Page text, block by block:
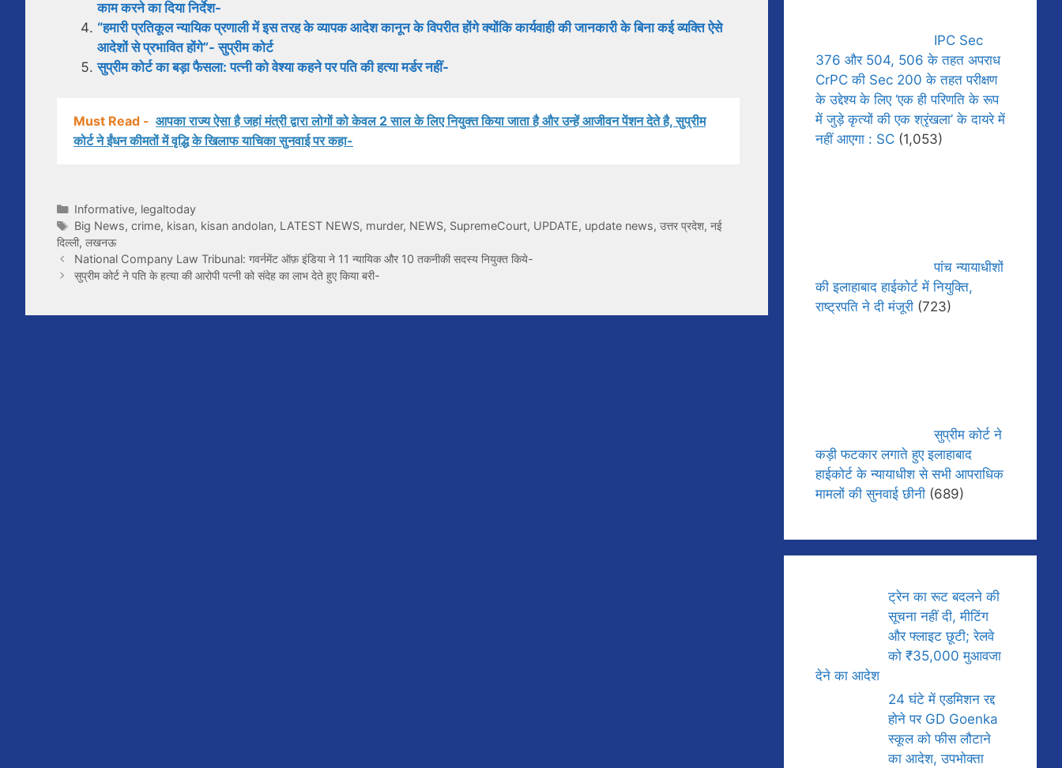
काम करने का दिया निर्देश-
“हमारी प्रतिकूल न्यायिक प्रणाली में इस तरह के व्यापक आदेश कानून के विपरीत होंगे क्योंकि कार्यवाही की जानकारी के बिना कई व्यक्ति ऐसे
आदेशों से प्रभावित होंगे”- सुप्रीम कोर्ट
सुप्रीम कोर्ट का बड़ा फैसला: पत्नी को वेश्या कहने पर पति की हत्या मर्डर नहीं-
Must Read - आपका राज्य ऐसा है जहां मंत्री द्वारा लोगों को केवल 2 साल के लिए नियुक्त किया जाता है और उन्हें आजीवन पेंशन देते है, सुप्रीम
कोर्ट ने ईंधन कीमतों में वृद्धि के खिलाफ याचिका सुनवाई पर कहा-
Categories
Informative, legaltoday
Tags
Big News, crime, kisan, kisan andolan, LATEST NEWS, murder, NEWS, SupremeCourt, UPDATE, update news, उत्तर प्रदेश, नई
दिल्ली, लखनऊ
National Company Law Tribunal: गवर्नमेंट ऑफ़ इंडिया ने 11 न्यायिक और 10 तकनीकी सदस्य नियुक्त किये-
सुप्रीम कोर्ट ने पति के हत्या की आरोपी पत्नी को संदेह का लाभ देते हुए किया बरी-
IPC Sec
376 और 504, 506 के तहत अपराध
CrPC की Sec 200 के तहत परीक्षण
के उद्देश्य के लिए ‘एक ही परिणति के रूप
में जुड़े कृत्यों की एक श्रृंखला’ के दायरे में
नहीं आएगा : SC (1,053)
पांच न्यायाधीशों
की इलाहाबाद हाईकोर्ट में नियुक्ति,
राष्ट्रपति ने दी मंजूरी (723)
सुप्रीम कोर्ट ने
कड़ी फटकार लगाते हुए इलाहाबाद
हाईकोर्ट के न्यायाधीश से सभी आपराधिक
मामलों की सुनवाई छीनी (689)
ट्रेन का रूट बदलने की
सूचना नहीं दी, मीटिंग
और फ्लाइट छूटी; रेलवे
को ₹35,000 मुआवजा
देने का आदेश
24 घंटे में एडमिशन रद्द
होने पर GD Goenka
स्कूल को फीस लौटाने
का आदेश, उपभोक्ता